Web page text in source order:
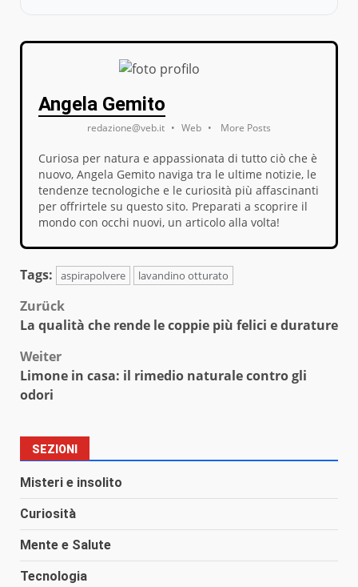
Angela Gemito
redazione@veb.it • Web • More Posts
Curiosa per natura e appassionata di tutto ciò che è
nuovo, Angela Gemito naviga tra le ultime notizie, le
tendenze tecnologiche e le curiosità più affascinanti
per offrirtele su questo sito. Preparati a scoprire il
mondo con occhi nuovi, un articolo alla volta!
Tags: aspirapolvere lavandino otturato
Beitragsnavigation
Zurück
La qualità che rende le coppie più felici e durature
Weiter
Limone in casa: il rimedio naturale contro gli
odori
SEZIONI
Misteri e insolito
Curiosità
Mente e Salute
Tecnologia